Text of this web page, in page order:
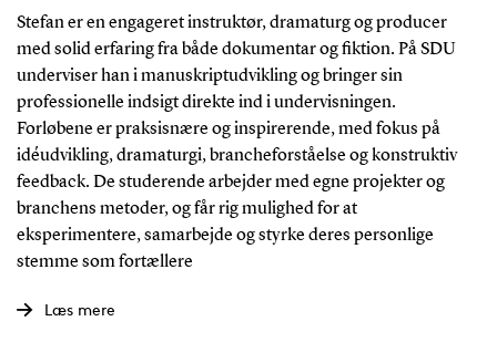
Stefan er en engageret instruktør, dramaturg og producer
med solid erfaring fra både dokumentar og fiktion. På SDU
underviser han i manuskriptudvikling og bringer sin
professionelle indsigt direkte ind i undervisningen.
Forløbene er praksisnære og inspirerende, med fokus på
idéudvikling, dramaturgi, brancheforståelse og konstruktiv
feedback. De studerende arbejder med egne projekter og
branchens metoder, og får rig mulighed for at
eksperimentere, samarbejde og styrke deres personlige
stemme som fortællere
Læs mere